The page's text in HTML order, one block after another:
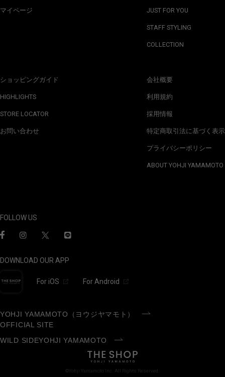
マイページ
ショッピングガイド
HIGHLIGHTS
STORE LOCATOR
お問い合わせ
JUST FOR YOU
STAFF STYLING
COLLECTION
会社概要
利用規約
採用情報
特定商取引法に基づく表示
プライバシーポリシー
ABOUT YOHJI YAMAMOTO
FOLLOW US
DOWNLOAD OUR APP
For iOS For Android
YOHJI YAMAMOTO（ヨウジヤマモト）
OFFICIAL SITE
WILD SIDEYOHJI YAMAMOTO
©Yohji Yamamoto Inc. All Rights Reserved.